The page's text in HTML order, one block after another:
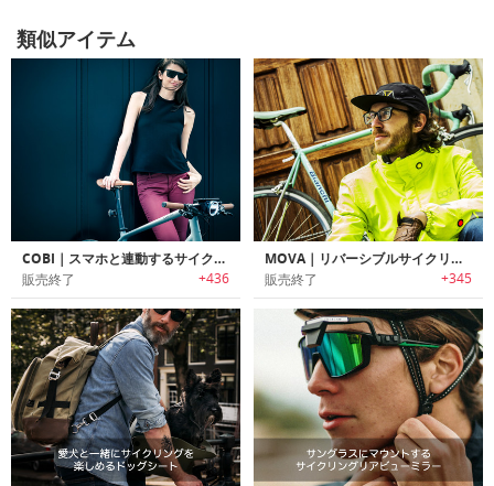
類似アイテム
COBI｜スマホと連動するサイクリングシステム コビ
販売終了 +436
MOVA｜リバーシブルサイクリングジャケット「モヴァ」
販売終了 +345